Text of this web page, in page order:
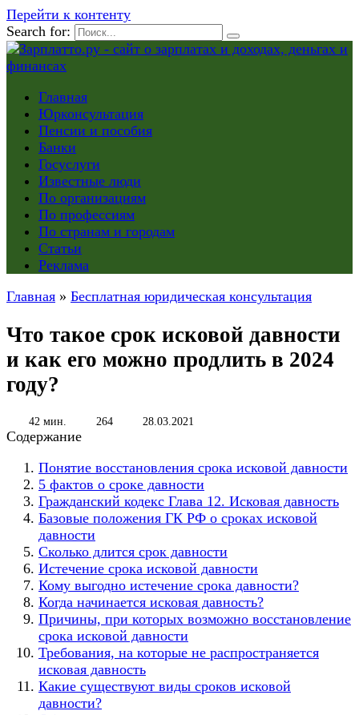
Перейти к контенту
Search for:
Главная
Юрконсультация
Пенсии и пособия
Банки
Госуслуги
Известные люди
По организациям
По профессиям
По странам и городам
Статьи
Реклама
Главная » Бесплатная юридическая консультация
Что такое срок исковой давности
и как его можно продлить в 2024
году?
42 мин. 264 28.03.2021
Содержание
Понятие восстановления срока исковой давности
5 фактов о сроке давности
Гражданский кодекс Глава 12. Исковая давность
Базовые положения ГК РФ о сроках исковой
давности
Сколько длится срок давности
Истечение срока исковой давности
Кому выгодно истечение срока давности?
Когда начинается исковая давность?
Причины, при которых возможно восстановление
срока исковой давности
Требования, на которые не распространяется
исковая давность
Какие существуют виды сроков исковой
давности?